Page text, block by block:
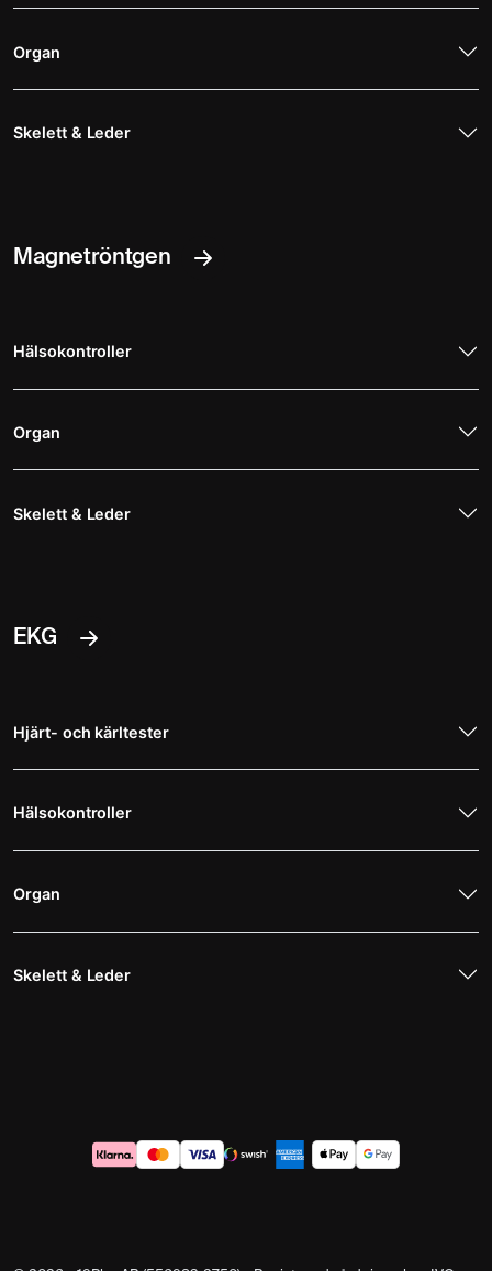
Organ
Skelett & Leder
Magnetröntgen
Hälsokontroller
Organ
Skelett & Leder
EKG
Hjärt- och kärltester
Hälsokontroller
Organ
Skelett & Leder